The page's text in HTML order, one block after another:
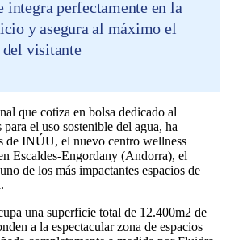
integra perfectamente en la
y asegura al máximo el
visitante
que cotiza en bolsa dedicado al
el uso sostenible del agua, ha
de INÚU, el nuevo centro wellness
Escaldes-Engordany (Andorra), el
de los más impactantes espacios de
una superficie total de 12.400m2 de
a la espectacular zona de espacios